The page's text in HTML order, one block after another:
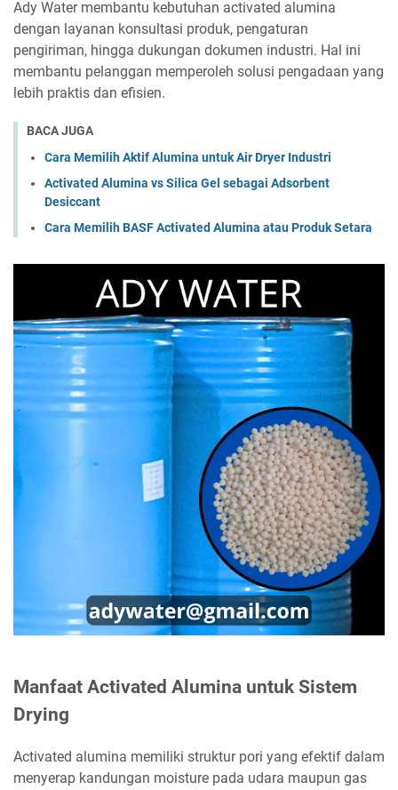
Ady Water membantu kebutuhan activated alumina
dengan layanan konsultasi produk, pengaturan
pengiriman, hingga dukungan dokumen industri. Hal ini
membantu pelanggan memperoleh solusi pengadaan yang
lebih praktis dan efisien.
BACA JUGA
Cara Memilih Aktif Alumina untuk Air Dryer Industri
Activated Alumina vs Silica Gel sebagai Adsorbent
Desiccant
Cara Memilih BASF Activated Alumina atau Produk Setara
Manfaat Activated Alumina untuk Sistem
Drying
Activated alumina memiliki struktur pori yang efektif dalam
menyerap kandungan moisture pada udara maupun gas